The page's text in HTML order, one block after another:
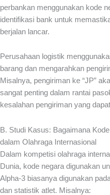
perbankan menggunakan kode
identifikasi bank untuk
berjalan lancar.
Perusahaan logistik
barang dan mengarahkan
Misalnya, pengiriman ke “JP”
sangat penting dalam rantai
kesalahan pengiriman yang
B. Studi Kasus: Bagaimana
dalam Olahraga Internasional
Dalam kompetisi olahraga
Dunia, kode negara digunakan
Alpha-3 biasanya digunakan
dan statistik atlet. Misalnya: